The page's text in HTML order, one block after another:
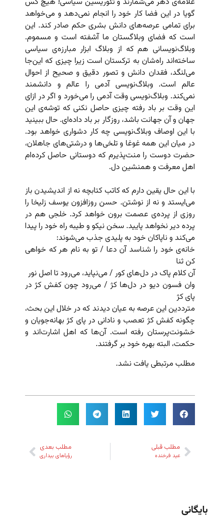
گویا در این فضا کار خود را انجام نمی‌دهد و می‌خواهد
برای تمامی عرصه‌های دانش بشری حکم صادر کند. این
است که فضای وبلاگستان ما آشفته است و مسموم.
وبلاگ‌نویسانی هم که از وبلاگ ابزار مبارزه‌ی سیاسی
ساخته‌اند راه‌شان به ترکستان است زیرا چیزی که این‌جا
می‌لنگد، فقدان دانش و تصور دقیق و صحیح از احوال
عالم است. وبلاگ‌نویسی آدمی را عالم و دانشمند
نمی‌کند. وبلاگ‌نویسی وقت آدمی را می‌خورد و اگر در ازای
این وقت بر باد رفته چیزی حاصل نکنی که توشه‌ی این
جهان و آن جهانت باشد، روزگار بر باد داده‌ای. حال ببینید
با این اوصاف وبلاگ‌نویسی چه کار دشواری خواهد بود.
در میان این همه غوغا و تلخی‌ها و درشتی‌های جاهلان،
حضرت دوست را منت‌پذیرم که دوستانی حاصل کرده‌ام
اهل معرفت و همنشین دل.
با این حال یقین دارم که کاتب کتابچه نه از اندیشیدن باز
می‌ایستد و نه از نوشتن. حسن روزافزون یوسف زلیخا را
روزی از پرده‌ی عصمت برون خواهد کرد. خلجی هم در
پرده دیر نخواهد پایید. سخن نیکو و طیبه راه خود را پیدا
می‌کند و ناپاکان خود به پلیدی جذب می‌شوند:
خانه‌ی خود را شناسد آن دعا / تو به نام هر که خواهی
کن ثنا
آن کلام پاک در دل‌های کور / می‌نپاید، می‌رود تا اصل نور
وان فسون دیو در دل‌ها کژ / می‌رود چون کفش کژ در
پای کژ
مترددین این عرصه به عیان دیدند که در خلال این بحث،
چگونه کفش کژ تعصب و نادانی در پای کژ بهانه‌جویان و
خشونت‌پرستان رفته است. آن‌ها که اهل اشارت‌اند و
حکمت، البته بهره خود بر گرفتند.
مطلب مرتبطی یافت نشد.
مطلب قبلی
عید فرخنده
مطلب بعدی
رؤیاهای بیداری
بایگانی